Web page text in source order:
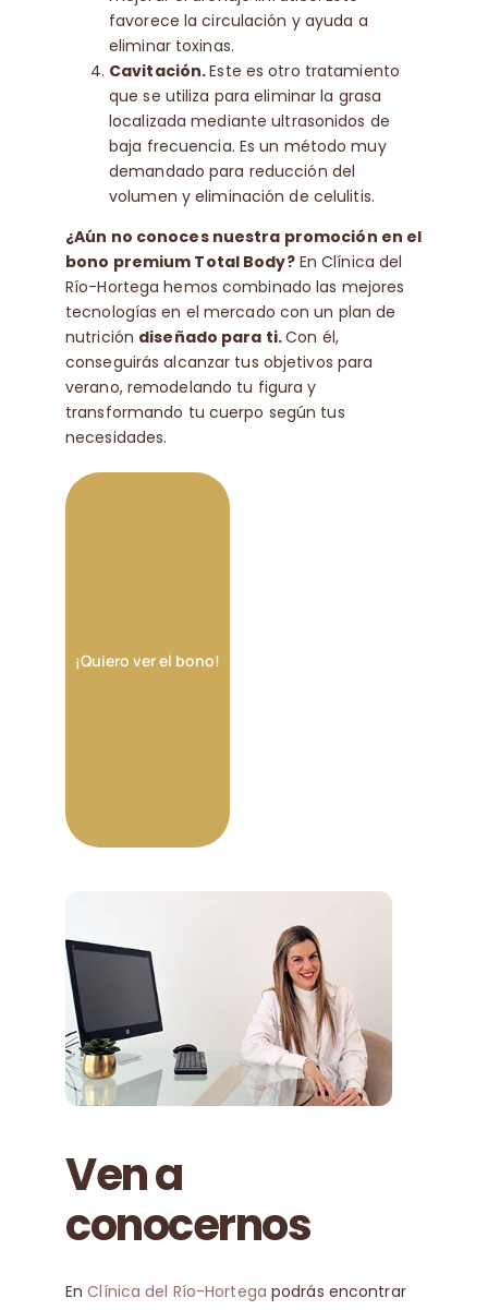
favorece la circulación y ayuda a
eliminar toxinas.
Cavitación.Este es otro tratamiento
que se utiliza para eliminar la grasa
localizada mediante ultrasonidos de
baja frecuencia. Es un método muy
demandado para reducción del
volumen y eliminación de celulitis.
¿Aún no conoces nuestra promoción en el
bono premium Total Body?En Clínica del
Río-Hortega hemos combinado las mejores
tecnologías en el mercado con un plan de
nutrición diseñado para ti.Con él,
conseguirás alcanzar tus objetivos para
verano, remodelando tu figura y
transformando tu cuerpo según tus
necesidades.
¡Quiero ver el bono!
Ven a
conocernos
EnClínica del Río-Hortega podrás encontrar